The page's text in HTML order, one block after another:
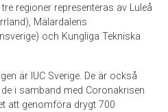
regioner representeras av Luleå
Mälardalens
och Kungliga Tekniska
är IUC Sverige. De är också
i samband med Coronakrisen
att genomföra drygt 700